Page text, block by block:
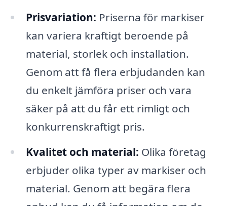
Prisvariation: Priserna för markiser
kan variera kraftigt beroende på
material, storlek och installation.
Genom att få flera erbjudanden kan
du enkelt jämföra priser och vara
säker på att du får ett rimligt och
konkurrenskraftigt pris.
Kvalitet och material: Olika företag
erbjuder olika typer av markiser och
material. Genom att begära flera